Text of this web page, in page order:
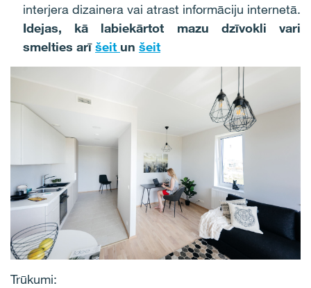
interjera dizainera vai atrast informāciju internetā.
Idejas, kā labiekārtot mazu dzīvokli vari
smelties arīšeit un šeit
Trūkumi: